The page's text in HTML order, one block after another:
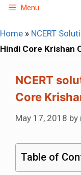
Skip
content
Menu
Home » NCERT
Hindi Core Krishan
NCERT
Core
May 17, 2018 by
Table of